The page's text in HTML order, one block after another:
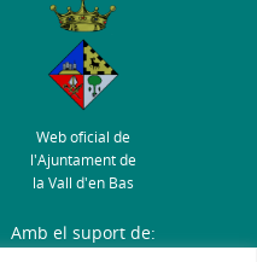
Web oficial de
l'Ajuntament de
la Vall d'en Bas
Amb el suport de: